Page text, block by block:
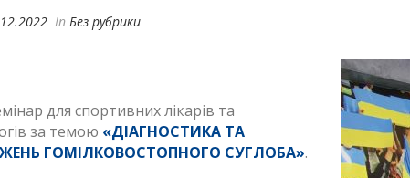
In Без рубрики
для спортивних лікарів та
за темою «ДІАГНОСТИКА ТА
ГОМІЛКОВОСТОПНОГО СУГЛОБА».